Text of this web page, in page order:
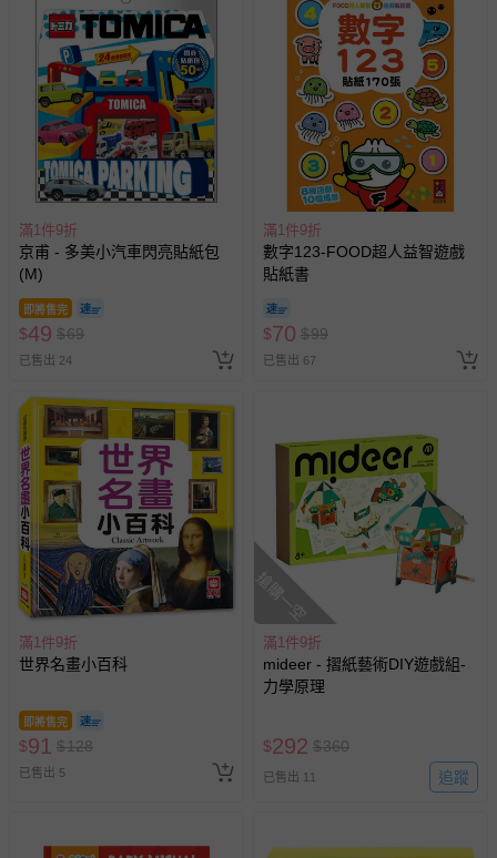
滿1件9折
京甫 - 多美小汽車閃亮貼紙包
(M)
即將售完
$49 $69
已售出 24
滿1件9折
數字123-FOOD超人益智遊戲
貼紙書
$70 $99
已售出 67
滿1件9折
世界名畫小百科
即將售完
$91 $128
已售出 5
搶購一空
滿1件9折
mideer - 摺紙藝術DIY遊戲組-
力學原理
$292 $360
已售出 11 追蹤